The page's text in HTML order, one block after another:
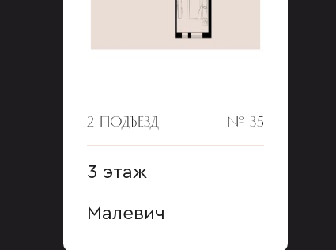
2 ПОДЪЕЗД № 35
3 этаж
Малевич